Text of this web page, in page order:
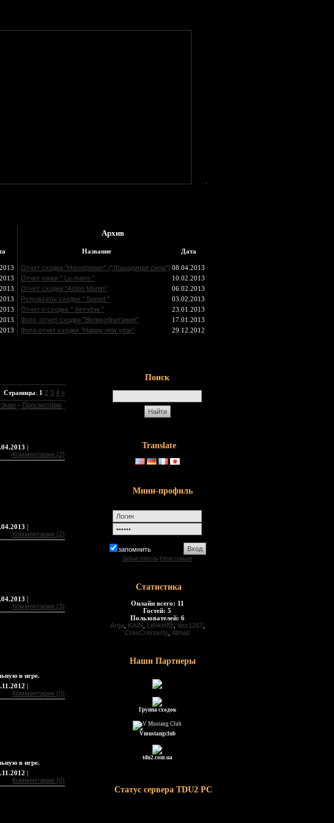
Архив
Название Дата
Отчет сходки "Horsepower" ("Лошадиная сила") 08.04.2013
Отчет гонки " Le-mans "
10.02.2013
Отчет сходки "Aston Martin"
06.02.2013
Результаты сходки " Speed "
03.02.2013
Отчет о сходке " Хетчбэк "
23.01.2013
Фото -отчет сходки "Великобритания"
17.01.2013
Фото-отчет сходки "Happy new year"
29.12.2012
Страницы: 1 2 3 4 »
· Просмотрам
|
Комментарии (2)
|
Комментарии (2)
|
Комментарии (3)
в игре.
|
Комментарии (0)
в игре.
|
Комментарии (0)
Поиск
Translate
Мини-профиль
запомнить
Забыл пароль Регистрация
Статистика
Онлайн всего: 11
Гостей: 5
Пользователей: 6
Arga
KAIN Levkin88, dez1267,
CresCrerserty Almaz
Наши Партнеры
Группа сходок
Vmustangclub
tdu2.com.ua
Статус сервера TDU2 PC